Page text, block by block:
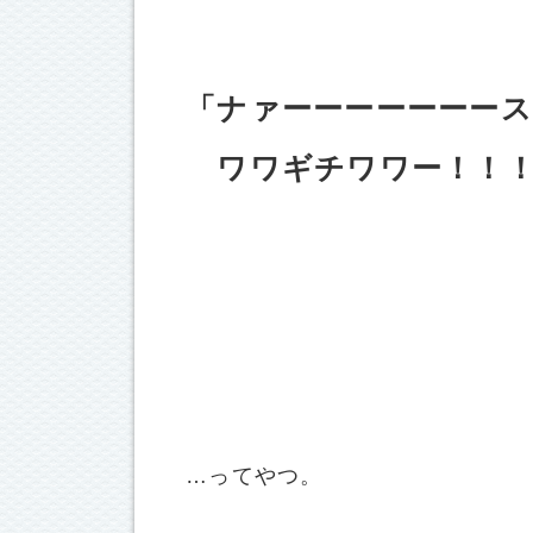
「ナァーーーーーーー
ワワギチワワー！！！
…ってやつ。